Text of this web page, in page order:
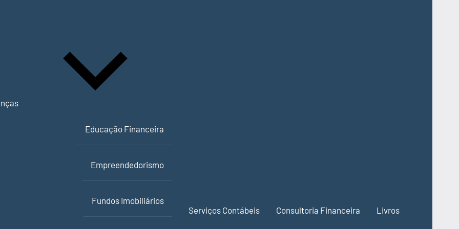
Educação Financeira
Empreendedorismo
Fundos Imobiliários
Serviços Contábeis
Consultoria Financeira Livros